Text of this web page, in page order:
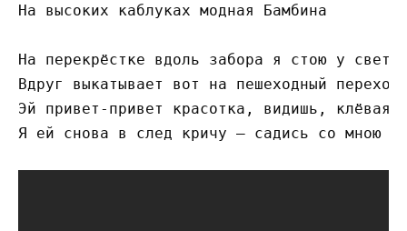
На высоких каблуках модная Бамбина
На перекрёстке вдоль забора я стою у
Вдруг выкатывает вот на пешеходный переход
Эй привет-привет красотка, видишь, клёвая
Я ей снова в след кричу – садись со мною